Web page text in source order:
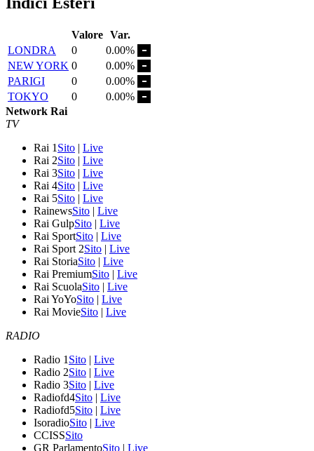
Valore Var.
LONDRA
0
0.00%
NEW YORK 0
0.00%
PARIGI
0
0.00%
TOKYO
0
0.00%
Network Rai
TV
Rai 1 Sito | Live
Rai 2Sito | Live
Rai 3Sito | Live
Rai 4Sito | Live
Rai 5Sito | Live
RainewsSito | Live
Rai GulpSito | Live
Rai SportSito | Live
Rai Sport 2Sito | Live
Rai StoriaSito | Live
Rai PremiumSito | Live
Rai ScuolaSito | Live
Rai YoYoSito | Live
Rai MovieSito | Live
RADIO
Radio 1 Sito | Live
Radio 2Sito | Live
Radio 3Sito | Live
Radiofd4Sito | Live
Radiofd5Sito | Live
IsoradioSito | Live
CCISSSito
GR ParlamentoSito | Live